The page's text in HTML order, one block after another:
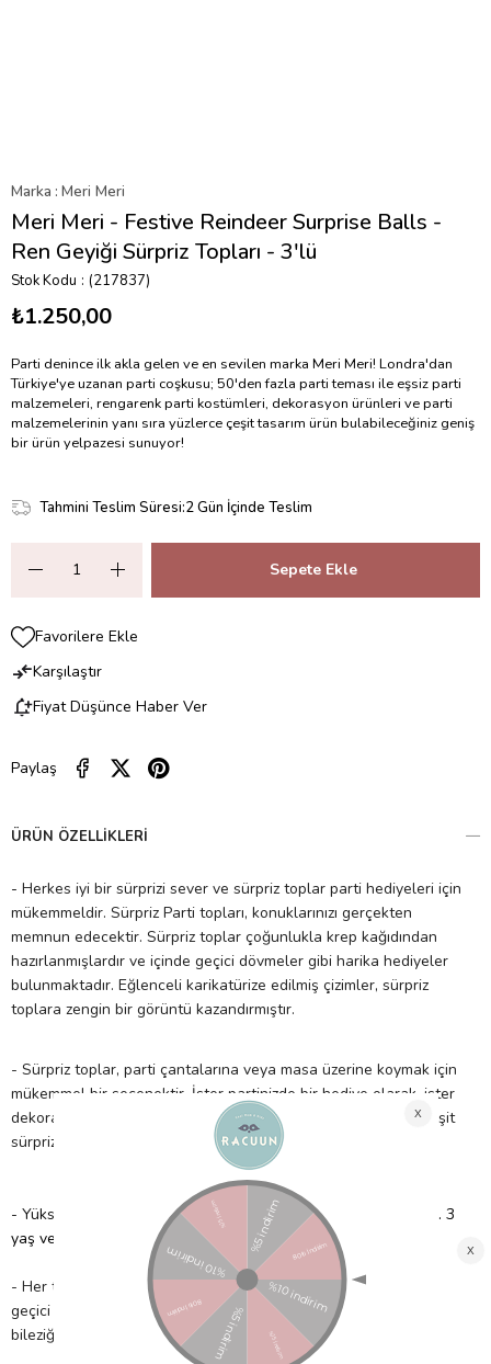
Marka : Meri Meri
Meri Meri - Festive Reindeer Surprise Balls -
Ren Geyiği Sürpriz Topları - 3'lü
Stok Kodu (217837)
₺1.250,00
Parti denince ilk akla gelen ve en sevilen marka Meri Meri! Londra'dan
Türkiye'ye uzanan parti coşkusu; 50'den fazla parti teması ile eşsiz parti
malzemeleri, rengarenk parti kostümleri, dekorasyon ürünleri ve parti
malzemelerinin yanı sıra yüzlerce çeşit tasarım ürün bulabileceğiniz geniş
bir ürün yelpazesi sunuyor!
Tahmini Teslim Süresi:2 Gün İçinde Teslim
Favorilere Ekle
Karşılaştır
Fiyat Düşünce Haber Ver
Paylaş
ÜRÜN ÖZELLIKLERI
- Herkes iyi bir sürprizi sever ve sürpriz toplar parti hediyeleri için
mükemmeldir. Sürpriz Parti topları, konuklarınızı gerçekten
memnun edecektir. Sürpriz toplar çoğunlukla krep kağıdından
hazırlanmışlardır ve içinde geçici dövmeler gibi harika hediyeler
bulunmaktadır. Eğlenceli karikatürize edilmiş çizimler, sürpriz
toplara zengin bir görüntü kazandırmıştır.
- Sürpriz toplar, parti çantalarına veya masa üzerine koymak için
mükemmel bir seçenektir. İster partinizde bir hediye olarak, ister
dekorasyonunuza bir tema olarak kullanabileceğiniz birçok çeşit
sürpriz top seçenekleri Meri Meri’de!
- Yüksek kaliteli kâğıttan üretilmiştir.3 adet sürpriz topu içerir. 3
yaş ve üzeri için uygundur.
- Her top bir altın parti şapkası, bir şaka yazısı, 2
geçici dövme, kendinden yapışkanlı bir bıyık ve bir arkadaşlık
bileziği içerir.